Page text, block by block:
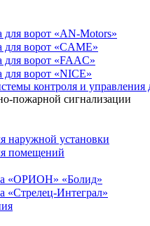
ворот «AN-Motors»
ворот «CAME»
ворот «FAAC»
ворот «NICE»
контроля и управления
пожарной сигнализации
наружной установки
помещений
«ОРИОН» «Болид»
«Стрелец-Интеграл»